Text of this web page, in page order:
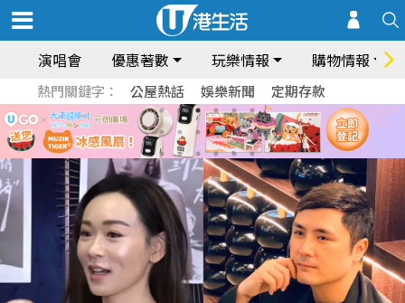
演唱會 優惠著數 玩樂情報 購物情報
熱門關鍵字： 公屋熱話 娛樂新聞 定期存款